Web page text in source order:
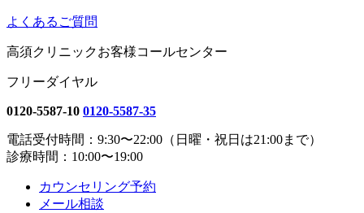
よくあるご質問
高須クリニックお客様コールセンター
フリーダイヤル
0120-5587-10 0120-5587-35
電話受付時間：9:30〜22:00（日曜・祝日は21:00まで）
診療時間：10:00〜19:00
カウンセリング予約
メール相談